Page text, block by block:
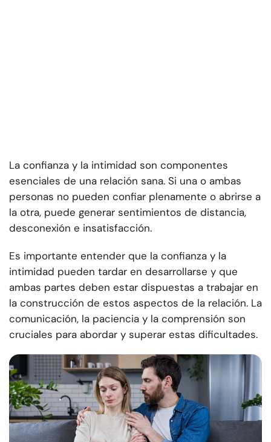
La confianza y la intimidad son componentes
esenciales de una relación sana. Si una o ambas
personas no pueden confiar plenamente o abrirse a
la otra, puede generar sentimientos de distancia,
desconexión e insatisfacción.
Es importante entender que la confianza y la
intimidad pueden tardar en desarrollarse y que
ambas partes deben estar dispuestas a trabajar en
la construcción de estos aspectos de la relación. La
comunicación, la paciencia y la comprensión son
cruciales para abordar y superar estas dificultades.